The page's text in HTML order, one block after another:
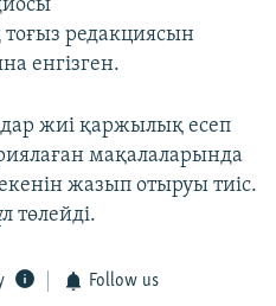
редакциясын
енгізген.
жиі қаржылық есеп
мақалаларында
жазып отыруы тиіс.
төлейді.
Follow us